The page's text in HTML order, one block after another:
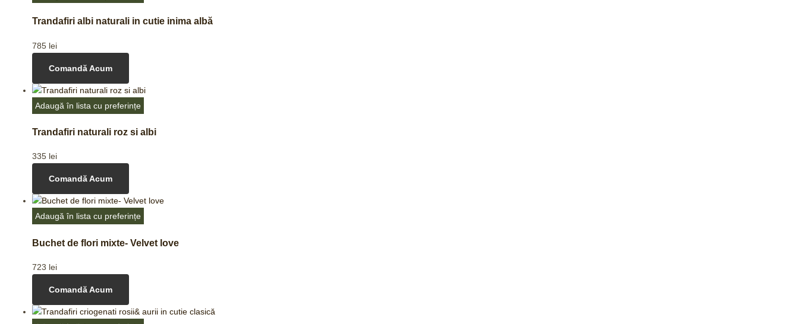
Trandafiri albi naturali in cutie inima albă
785 lei
Comandă Acum
Adaugă în lista cu preferințe
Trandafiri naturali roz si albi
335 lei
Comandă Acum
Adaugă în lista cu preferințe
Buchet de flori mixte- Velvet love
723 lei
Comandă Acum